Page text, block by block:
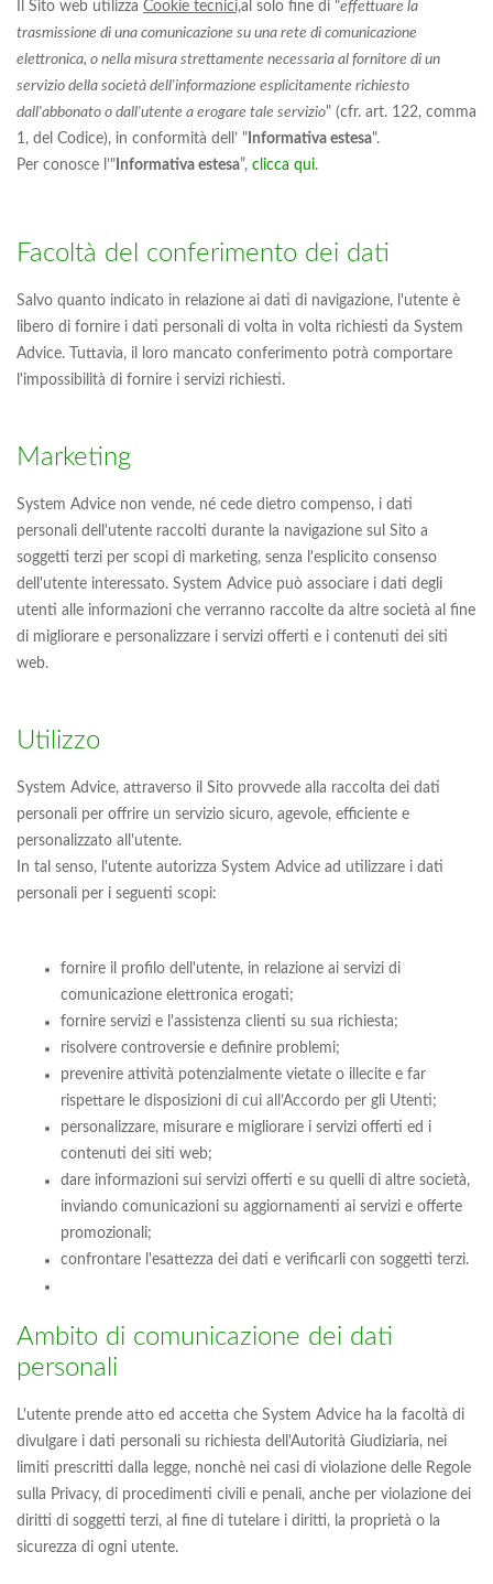
Il Sito web utilizza Cookie tecnici,al solo fine di "effettuare la
trasmissione di una comunicazione su una rete di comunicazione
elettronica, o nella misura strettamente necessaria al fornitore di un
servizio della società dell'informazione esplicitamente richiesto
dall'abbonato o dall'utente a erogare tale servizio" (cfr. art. 122, comma
1, del Codice), in conformità dell’ " Informativa estesa".
Per conosce l’" Informativa estesa”, clicca qui.
Facoltà del conferimento dei dati
Salvo quanto indicato in relazione ai dati di navigazione, l'utente è
libero di fornire i dati personali di volta in volta richiesti da System
Advice. Tuttavia, il loro mancato conferimento potrà comportare
l'impossibilità di fornire i servizi richiesti.
Marketing
System Advice non vende, né cede dietro compenso, i dati
personali dell'utente raccolti durante la navigazione sul Sito a
soggetti terzi per scopi di marketing, senza l'esplicito consenso
dell'utente interessato. System Advice può associare i dati degli
utenti alle informazioni che verranno raccolte da altre società al fine
di migliorare e personalizzare i servizi offerti e i contenuti dei siti
web.
Utilizzo
System Advice, attraverso il Sito provvede alla raccolta dei dati
personali per offrire un servizio sicuro, agevole, efficiente e
personalizzato all'utente.
In tal senso, l'utente autorizza System Advice ad utilizzare i dati
personali per i seguenti scopi:
fornire il profilo dell'utente, in relazione ai servizi di
comunicazione elettronica erogati;
fornire servizi e l'assistenza clienti su sua richiesta;
risolvere controversie e definire problemi;
prevenire attività potenzialmente vietate o illecite e far
rispettare le disposizioni di cui all’Accordo per gli Utenti;
personalizzare, misurare e migliorare i servizi offerti ed i
contenuti dei siti web;
dare informazioni sui servizi offerti e su quelli di altre società,
inviando comunicazioni su aggiornamenti ai servizi e offerte
promozionali;
confrontare l'esattezza dei dati e verificarli con soggetti terzi.
Ambito di comunicazione dei dati
personali
L'utente prende atto ed accetta che System Advice ha la facoltà di
divulgare i dati personali su richiesta dell'Autorità Giudiziaria, nei
limiti prescritti dalla legge, nonchè nei casi di violazione delle Regole
sulla Privacy, di procedimenti civili e penali, anche per violazione dei
diritti di soggetti terzi, al fine di tutelare i diritti, la proprietà o la
sicurezza di ogni utente.